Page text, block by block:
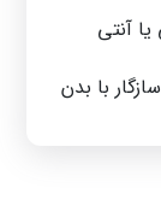
آنتی
با بدن